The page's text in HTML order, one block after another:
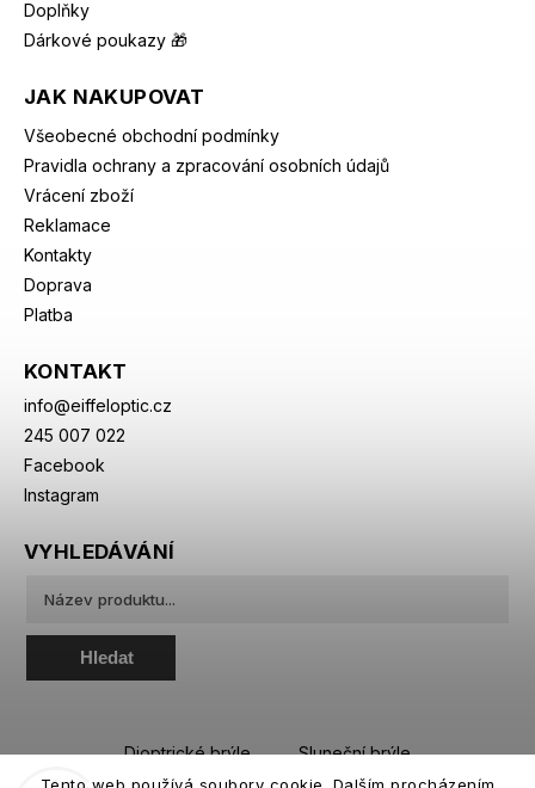
Doplňky
Dárkové poukazy 🎁
JAK NAKUPOVAT
Všeobecné obchodní podmínky
Pravidla ochrany a zpracování osobních údajů
Vrácení zboží
Reklamace
Kontakty
Doprava
Platba
KONTAKT
info@eiffeloptic.cz
245 007 022
Facebook
Instagram
VYHLEDÁVÁNÍ
Hledat
Dioptrické brýle
Sluneční brýle